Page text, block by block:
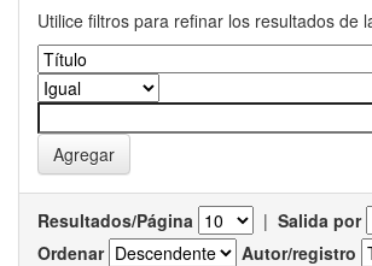
Utilice filtros para refinar los resultados de
Resultados/Página | Salida por
Ordenar
Autor/registro